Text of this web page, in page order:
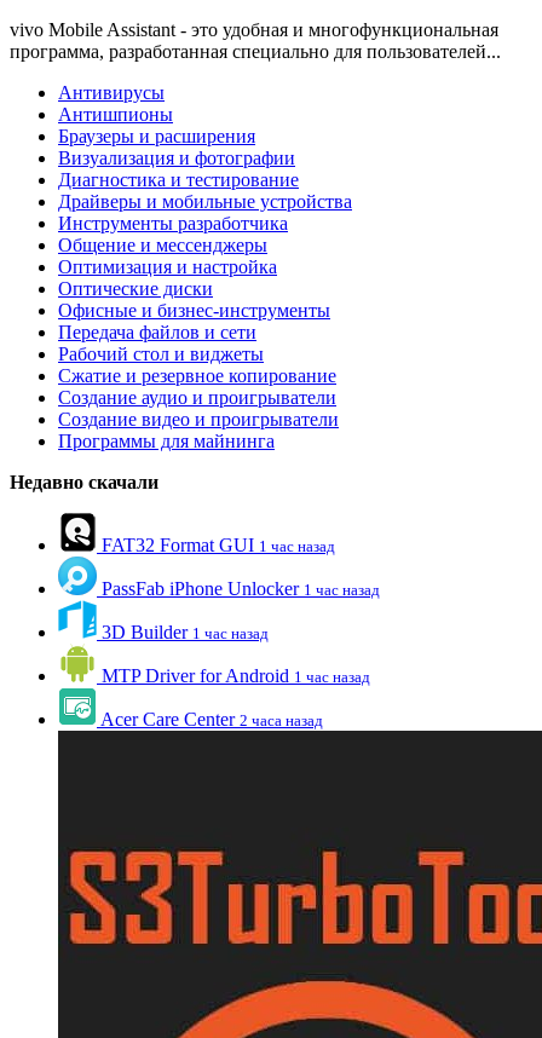
vivo Mobile Assistant - это удобная и многофункциональная
программа, разработанная специально для пользователей...
Антивирусы
Антишпионы
Браузеры и расширения
Визуализация и фотографии
Диагностика и тестирование
Драйверы и мобильные устройства
Инструменты разработчика
Общение и мессенджеры
Оптимизация и настройка
Оптические диски
Офисные и бизнес-инструменты
Передача файлов и сети
Рабочий стол и виджеты
Сжатие и резервное копирование
Создание аудио и проигрыватели
Создание видео и проигрыватели
Программы для майнинга
Недавно скачали
FAT32 Format GUI 1 час назад
PassFab iPhone Unlocker 1 час назад
3D Builder 1 час назад
MTP Driver for Android 1 час назад
Acer Care Center 2 часа назад